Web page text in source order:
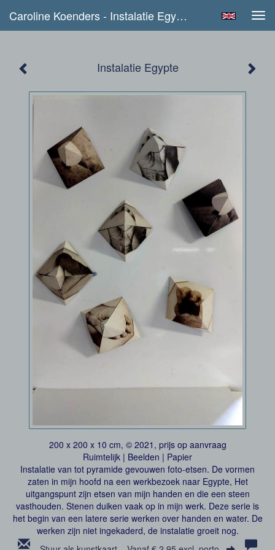
Caroline Koenders - Instalatie Egypte
Instalatie Egypte
200 x 200 x 10 cm, © 2021, prijs op aanvraag
Ruimtelijk | Beelden | Papier
Instalatie van tot pyramide gevouwen foto-etsen. De vormen
zaten in mijn hoofd na een werkbezoek naar Egypte, Het
uitgangspunt zijn etsen van mijn handen en die een steen
vasthouden. Stenen duiken vaak op in mijn werk. Deze serie is
het begin van een latere serie werken over handen en water. De
werken zijn niet ingekaderd, de instalatie groeit nog.